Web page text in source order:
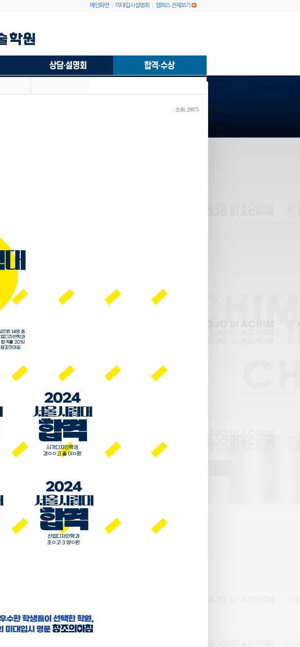
메인화면 미대입시설명회 캠퍼스 전체보기
ㆍ조회: 29875